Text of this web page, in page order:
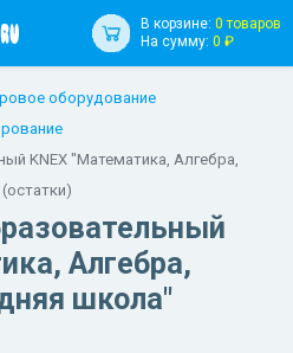
В корзине: 0 товаров
На сумму: 0 ₽
оборудование
KNEX "Математика, Алгебра,
Алгебра,
школа"